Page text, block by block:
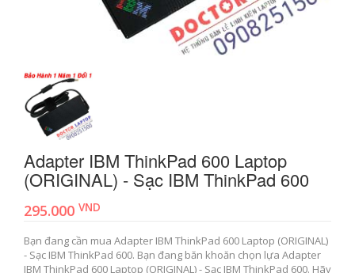
Adapter IBM ThinkPad 600 Laptop
(ORIGINAL) - Sạc IBM ThinkPad 600
295.000 VND
Bạn đang cần mua Adapter IBM ThinkPad 600 Laptop (ORIGINAL)
- Sạc IBM ThinkPad 600. Bạn đang băn khoăn chọn lựa Adapter
IBM ThinkPad 600 Laptop (ORIGINAL) - Sạc IBM ThinkPad 600. Hãy